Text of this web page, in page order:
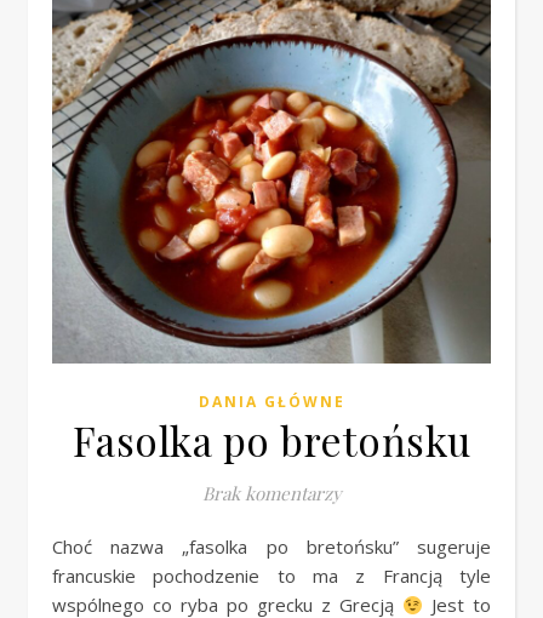
DANIA GŁÓWNE
Fasolka po bretońsku
Brak komentarzy
Choć nazwa „fasolka po bretońsku” sugeruje
francuskie pochodzenie to ma z Francją tyle
wspólnego co ryba po grecku z Grecją
Jest to